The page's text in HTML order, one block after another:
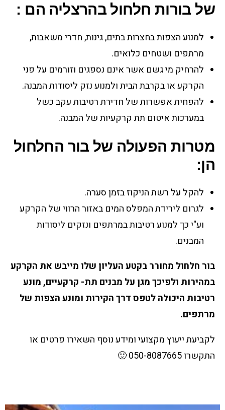
של בורות חלחול בהרצליה הם :
למנוע הצפות בחצרות בתים, גינות, חדרי משאבות,
מרתפים ושטחים כלואים.
להרחיק מי גשם אשר אינם נספגים וזורמים על פני
הקרקע או בקרבת הבית ולמנוע נזק ליסודות המבנה.
להפחית אפשרות של חדירת רטיבות עקב כשל
במערכות איטום תת קרקעיות של המבנה.
מטרות הפעולה של בור החלחול
הן:
להקל על רשת הניקוז בזמן סערה.
לגרום לירידת המפלס המים באזור הרווי של הקרקע
וע"י כך למנוע רטיבות במרתפים ונזקים ליסודות
המבנים.
בור חלחול מחורר בקטע העליון שלו מייבש את הקרקע
במהירות ולפיכך מגן על מבנים תת- קרקעיים, מונע
רטיבות היכולה לטפס דרך הקירות ומונע הצפות של
מרתפים.
לקביעת ייעוץ מקצועי ומידע נוסף השאירו פרטים או
התקשרו 050-8087665 🙂